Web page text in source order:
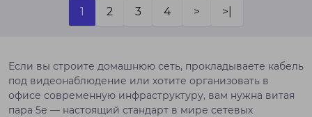
1 2 3 4 > >|
Если вы строите домашнюю сеть, прокладываете кабель
под видеонаблюдение или хотите организовать в
офисе современную инфраструктуру, вам нужна витая
пара 5е — настоящий стандарт в мире сетевых